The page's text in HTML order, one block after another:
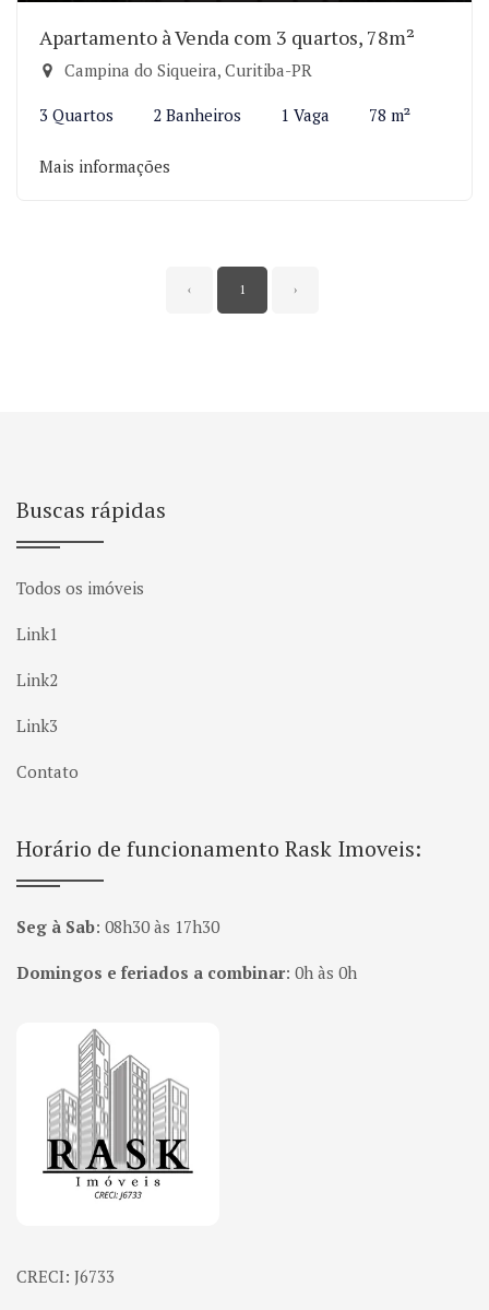
Apartamento à Venda com 3 quartos, 78m²
Campina do Siqueira, Curitiba-PR
3 Quartos 2 Banheiros 1 Vaga 78 m²
Mais informações
‹ 1 ›
Buscas rápidas
Todos os imóveis
Link1
Link2
Link3
Contato
Horário de funcionamento Rask Imoveis:
Seg à Sab: 08h30 às 17h30
Domingos e feriados a combinar: 0h às 0h
Página inicial
CRECI: J6733